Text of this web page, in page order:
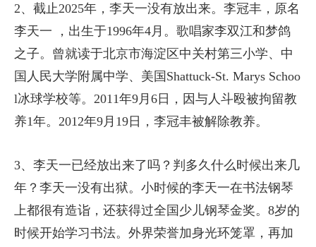
2、截止2025年，李天一没有放出来。李冠丰，原名
李天一 ，出生于1996年4月。歌唱家李双江和梦鸽
之子。曾就读于北京市海淀区中关村第三小学、中
国人民大学附属中学、美国Shattuck-St. Marys Schoo
l冰球学校等。2011年9月6日，因与人斗殴被拘留教
养1年。2012年9月19日，李冠丰被解除教养。
3、李天一已经放出来了吗？判多久什么时候出来几
年？李天一没有出狱。小时候的李天一在书法钢琴
上都很有造诣，还获得过全国少儿钢琴金奖。8岁的
时候开始学习书法。外界荣誉加身光环笼罩，再加